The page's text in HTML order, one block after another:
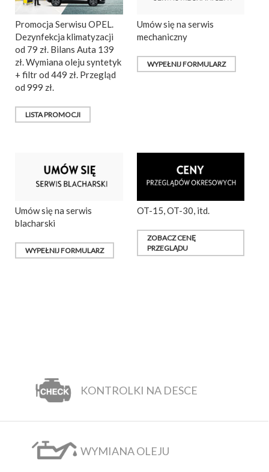
Promocja Serwisu OPEL.
Dezynfekcja klimatyzacji
od 79 zł. Bilans Auta 139
zł. Wymiana oleju syntetyk
+ filtr od 449 zł. Przegląd
od 999 zł.
LISTA PROMOCJI
Umów się na serwis
mechaniczny
WYPEŁNIJ FORMULARZ
Umów się na serwis
blacharski
WYPEŁNIJ FORMULARZ
OT-15, OT-30, itd.
ZOBACZ CENĘ
PRZEGLĄDU
KONTROLKI NA DESCE
WYMIANA OLEJU